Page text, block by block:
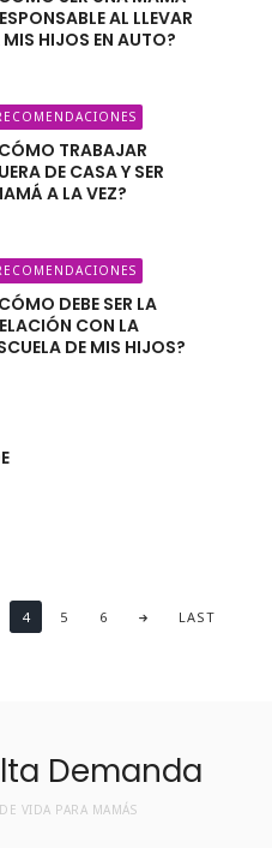
AL LLEVAR
MIS HIJOS EN AUTO?
TRABAJAR
DE CASA Y SER
A LA VEZ?
DEBE SER LA
CON LA
DE MIS HIJOS?
4 5 6 LAST
VIDA PARA MAMÁS